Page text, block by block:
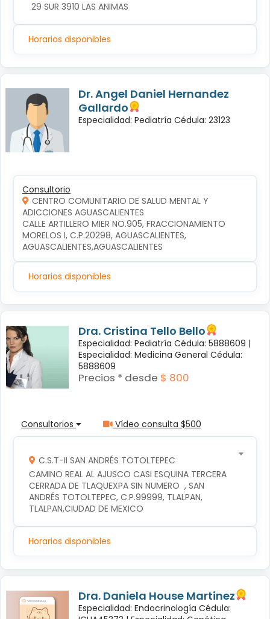
29 SUR 3910 LAS ANIMAS
Horarios disponibles
Dr. Angel Daniel Hernandez
Gallardo
Especialidad: Pediatría Cédula: 23123
Consultorio
CENTRO COMUNITARIO DE SALUD MENTAL Y
ADICCIONES AGUASCALIENTES
CALLE ARTILLERO MIER NO.905, FRACCIONAMIENTO
MORELOS I, C.P.20298, AGUASCALIENTES,
AGUASCALIENTES,AGUASCALIENTES
Horarios disponibles
Dra. Cristina Tello Bello
Especialidad: Pediatría Cédula: 5888609 |
Especialidad: Medicina General Cédula:
5888609
Precios * desde $ 800
Consultorios Vídeo consulta $500
C.S.T-II SAN ANDRÉS TOTOLTEPEC
CAMINO REAL AL AJUSCO CASI ESQUINA TERCERA
CERRADA DE TLAQUEXPA SIN NUMERO  , SAN
ANDRÉS TOTOLTEPEC, C.P.99999, TLALPAN,
TLALPAN,CIUDAD DE MEXICO
Horarios disponibles
Dra. Daniela House Martinez
Especialidad: Endocrinología Cédula: